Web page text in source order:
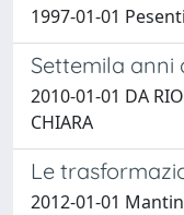
1997-01-01
Settemila anni
2010-01-01 DA
CHIARA
Le
2012-01-01